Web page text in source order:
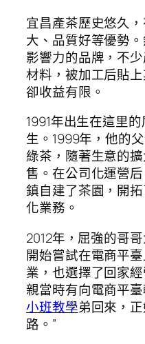
宜昌產茶歷史悠久
大、品質好等優勢
影響力的品牌，不
材料，被加工后貼
卻收益有限。
1991年出生在這里
生。1999年，他的
綠茶，隨著生意的
售。在公司化運營
鎮自建了茶園，開
化業務。
2012年，屈強的哥
開始嘗試在電商平
業，也選擇了回家
親當時有向電商平
小班教學弟回來，
路。”